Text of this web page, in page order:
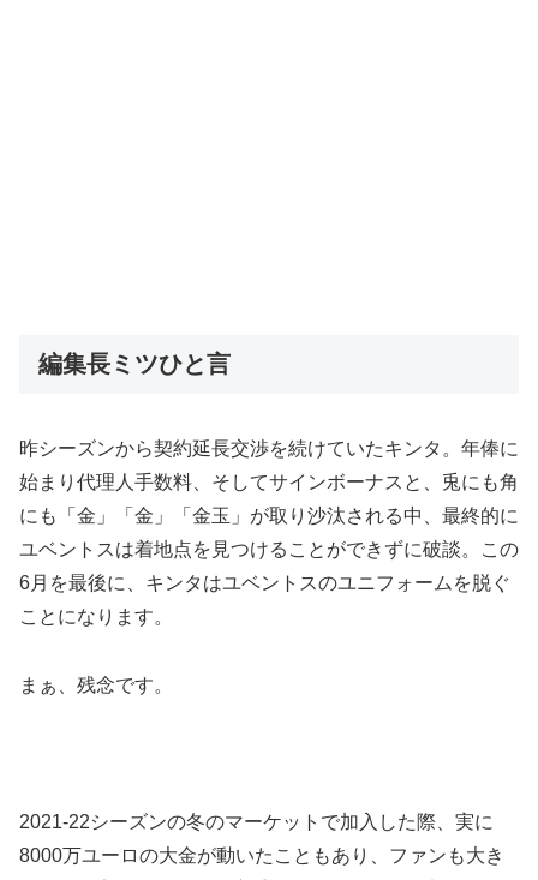
編集長ミツひと言
昨シーズンから契約延長交渉を続けていたキンタ。年俸に
始まり代理人手数料、そしてサインボーナスと、兎にも角
にも「金」「金」「金玉」が取り沙汰される中、最終的に
ユベントスは着地点を見つけることができずに破談。この
6月を最後に、キンタはユベントスのユニフォームを脱ぐ
ことになります。
まぁ、残念です。
2021-22シーズンの冬のマーケットで加入した際、実に
8000万ユーロの大金が動いたこともあり、ファンも大き